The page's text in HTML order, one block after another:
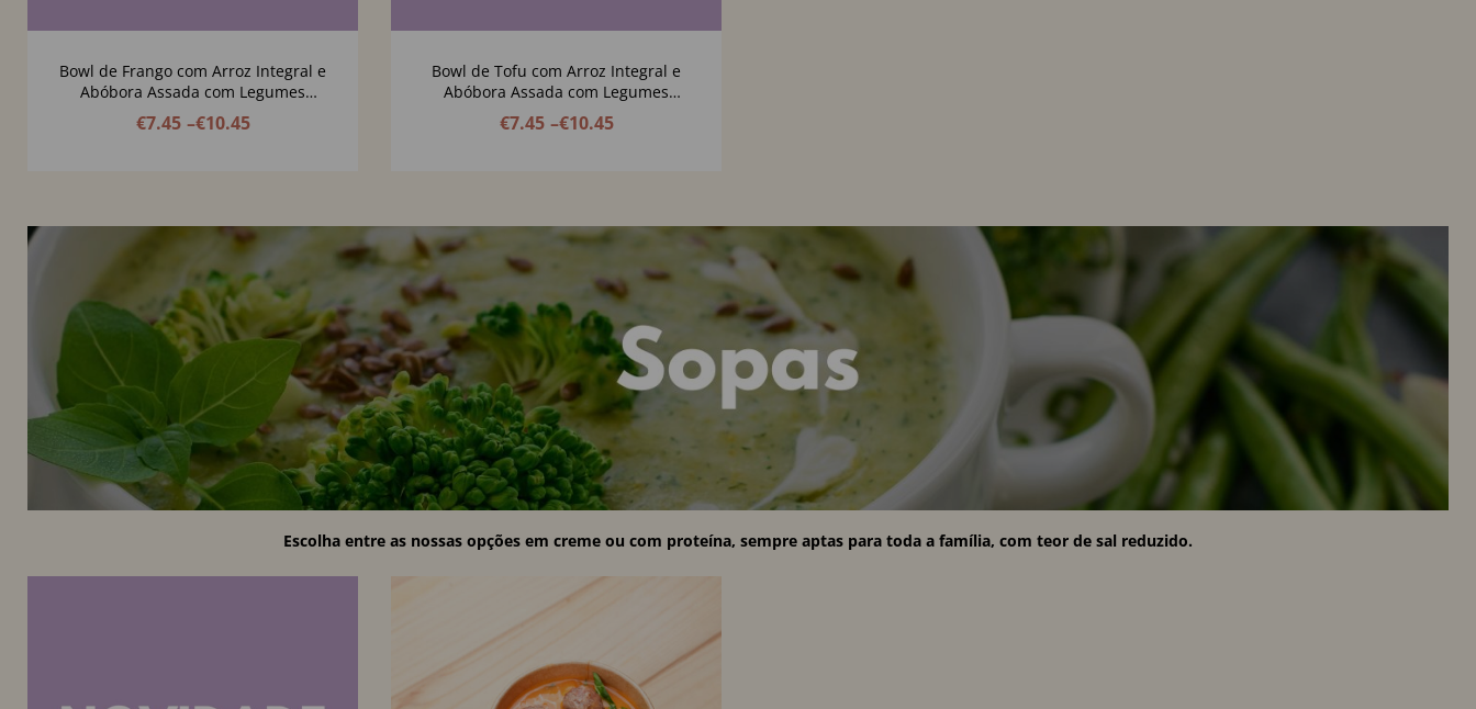
Bowl de Frango com Arroz Integral e
Abóbora Assada com Legumes
Balsâmicos, Queijo Creme de Caju e
Pevides de Abóbora
€7.45 –€10.45
Bowl de Tofu com Arroz Integral e
Abóbora Assada com Legumes
Balsâmicos, Queijo Creme de Caju e
Pevides de Abóbora
€7.45 –€10.45
Escolha entre as nossas opções em creme ou com proteína, sempre aptas para toda a família, com teor de sal reduzido.